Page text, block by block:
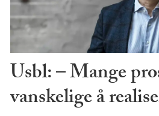
Usbl: – Mange
vanskelige å